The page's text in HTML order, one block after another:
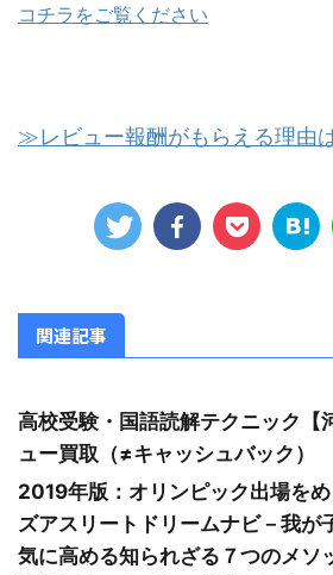
コチラをご覧ください
≫レビュー報酬がもらえる理由
関連記事
高校受験・国語読解テクニック【
ュー買取（≠キャッシュバック）
2019年版：オリンピック出場を
ズアスリートドリームナビ－我が
気に高める知られざる７つのメソ